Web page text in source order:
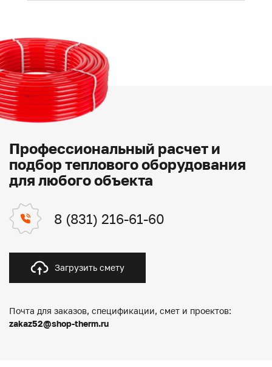
Профессиональный расчет и
подбор теплового оборудования
для любого объекта
8 (831) 216-61-60
Загрузить смету
Почта для заказов, спецификации, смет и проектов:
zakaz52@shop-therm.ru